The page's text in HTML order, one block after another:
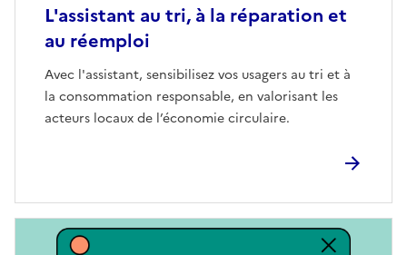
L'assistant au tri, à la réparation et
au réemploi
Avec l'assistant, sensibilisez vos usagers au tri et à
la consommation responsable, en valorisant les
acteurs locaux de l’économie circulaire.